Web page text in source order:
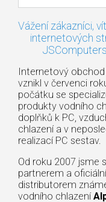
Vážení zákazníci,
internetových
Internetový
vznikl v červenci
počátku se
produkty vodního
doplňků k PC,
chlazení a v
realizací PC sestav.
Od roku 2007 jsme
partnerem a
distributorem
vodního chlazení